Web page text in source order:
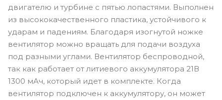
двигателю и турбине с пятью лопастями. Выполнен
из высококачественного пластика, устойчивого к
ударам и падениям. Благодаря изогнутой ножке
вентилятор можно вращать для подачи воздуха
под разными углами. Вентилятор беспроводной,
так как работает от литиевого аккумулятора 21В
1300 мАч, который идет в комплекте. Когда
вентилятор подключен к аккумулятору, он может